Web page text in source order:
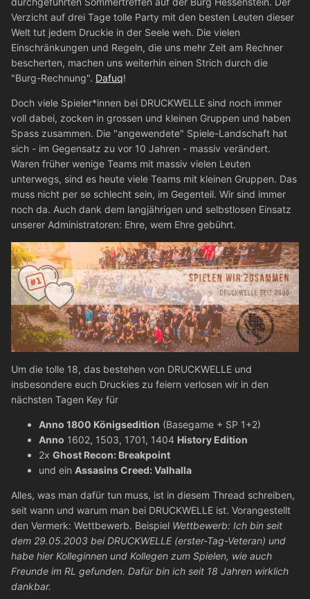
Verzicht auf drei Tage tolle Party mit den besten Leuten dieser
Welt tut jedem Druckie in der Seele weh. Die vielen
Einschränkungen und Regeln, die uns mehr Zeit am Rechner
bescherten, machen uns weiterhin einen Strich durch die
"Burg-Rechnung". Dafuq!
Doch viele Spieler*innen bei DRUCKWELLE sind noch immer
voll dabei, zocken in grossen und kleinen Gruppen und haben
Spass zusammen. Die "angewendete" Spiele-Landschaft hat
sich - im Gegensatz zu vor 10 Jahren - massiv verändert.
Waren früher wenige Teams mit massiv vielen Leuten
unterwegs, sind es heute viele Teams mit kleinen Gruppen. Das
muss nicht per se schlecht sein, im Gegenteil. Wir sind immer
noch da. Auch dank dem langjährigen und selbstlosen Einsatz
unserer Administratoren: Ehre, wem Ehre gebührt.
Um die tolle 18, das bestehen von DRUCKWELLE und
insbesondere euch Druckies zu feiern verlosen wir in den
nächsten Tagen Key für
Anno 1800 Königsedition (Basegame + SP 1+2)
Anno 1602, 1503, 1701, 1404 History Edition
2x Ghost Recon: Breakpoint
und ein Assasins Creed: Valhalla
Alles, was man dafür tun muss, ist in diesem Thread schreiben,
seit wann und warum man bei DRUCKWELLE ist. Vorangestellt
den Vermerk: Wettbewerb. Beispiel Wettbewerb: Ich bin seit
dem 29.05.2003 bei DRUCKWELLE (erster-Tag-Veteran) und
habe hier Kolleginnen und Kollegen zum Spielen, wie auch
Freunde im RL gefunden. Dafür bin ich seit 18 Jahren wirklich
dankbar.